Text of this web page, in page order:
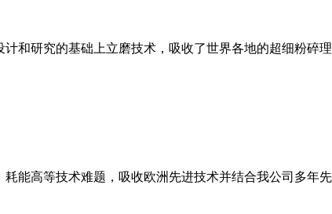
和研究的基础上立磨技术，吸收了世界各地的超细粉碎
能高等技术难题，吸收欧洲先进技术并结合我公司多年